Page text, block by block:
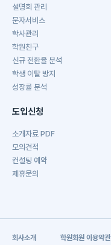
설명회 관리
문자서비스
학사관리
학원친구
신규 전환율 분석
학생 이탈 방지
성장률 분석
도입신청
소개자료 PDF
모의견적
컨설팅 예약
제휴문의
회사소개 학원회원 이용약관